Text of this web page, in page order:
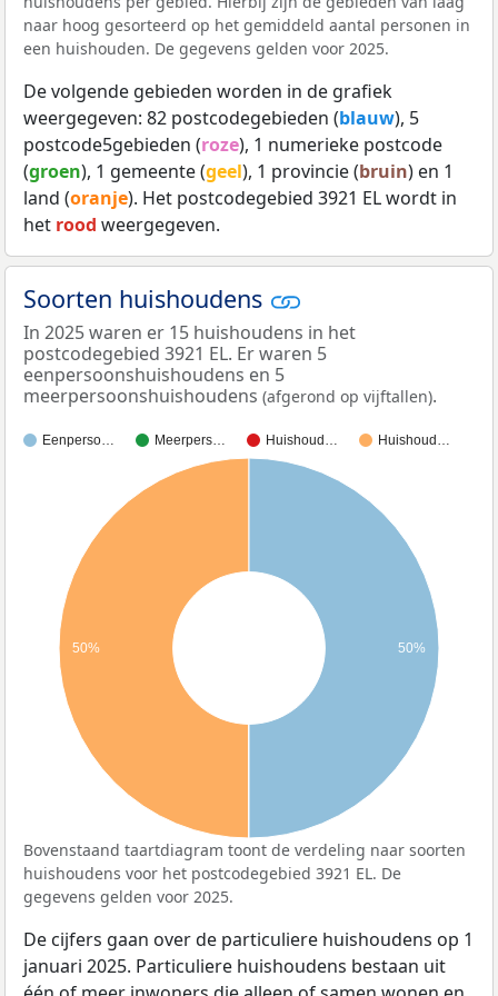
naar hoog gesorteerd op het gemiddeld aantal personen in
een huishouden. De gegevens gelden voor 2025.
De volgende gebieden worden in de grafiek
weergegeven: 82 postcodegebieden (blauw), 5
postcode5gebieden (roze), 1 numerieke postcode
(groen), 1 gemeente (geel), 1 provincie (bruin) en 1
land (oranje). Het postcodegebied 3921 EL wordt in
het rood weergegeven.
Soorten huishoudens
In 2025 waren er 15 huishoudens in het
postcodegebied 3921 EL. Er waren 5
eenpersoonshuishoudens en 5
meerpersoonshuishoudens (afgerond op vijftallen).
Eenperso… Meerpers… Huishoud… Huishoud…
50% 50%
Bovenstaand taartdiagram toont de verdeling naar soorten
huishoudens voor het postcodegebied 3921 EL. De
gegevens gelden voor 2025.
De cijfers gaan over de particuliere huishoudens op 1
januari 2025. Particuliere huishoudens bestaan uit